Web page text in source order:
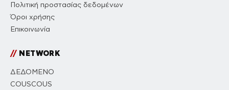
Πολιτική προστασίας δεδομένων
Όροι χρήσης
Επικοινωνία
//NETWORK
ΔΕΔΟΜΕΝΟ
COUSCOUS